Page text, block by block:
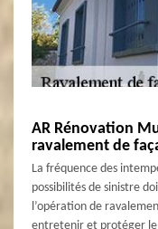
AR Rénovation
ravalement de
La fréquence des
possibilités de sinistre
l’opération de
entretenir et protéger